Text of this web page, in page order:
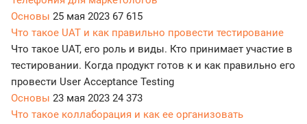
Основы 25 мая 2023 67 615
Что такое UAT и как правильно провести тестирование
Что такое UAT, его роль и виды. Кто принимает участие в
тестировании. Когда продукт готов к и как правильно его
провести User Acceptance Testing
Основы 23 мая 2023 24 373
Что такое коллаборация и как ее организовать